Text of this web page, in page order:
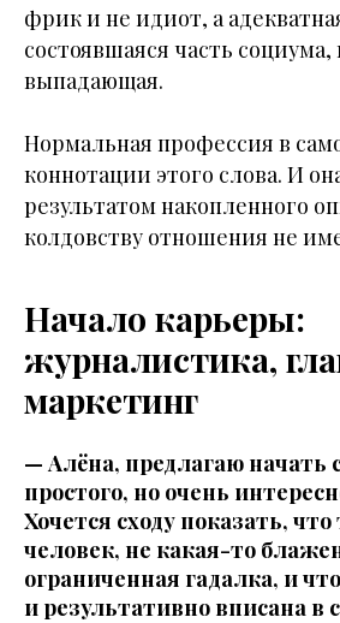
фрик и не идиот, а
состоявшаяся часть социума,
выпадающая.
Нормальная профессия в
коннотации этого слова. И
результатом накопленного
колдовству отношения не
Начало карьеры:
журналистика,
маркетинг
— Алёна, предлагаю начать
простого, но очень
Хочется сходу показать,
человек, не какая-то
ограниченная гадалка, и
и результативно вписана в